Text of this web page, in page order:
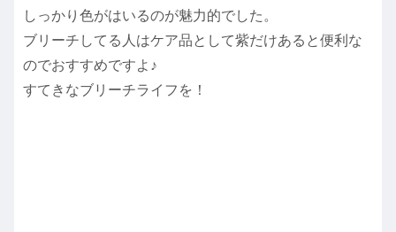
しっかり色がはいるのが魅力的でした。
ブリーチしてる人はケア品として紫だけあると便利な
のでおすすめですよ♪
すてきなブリーチライフを！